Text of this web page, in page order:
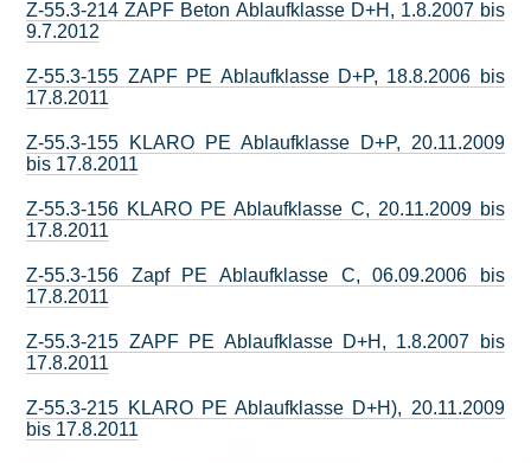
Z-55.3-214 ZAPF Beton Ablaufklasse D+H, 1.8.2007 bis
9.7.2012
Z-55.3-155 ZAPF PE Ablaufklasse D+P, 18.8.2006 bis
17.8.2011
Z-55.3-155 KLARO PE Ablaufklasse D+P, 20.11.2009
bis 17.8.2011
Z-55.3-156 KLARO PE Ablaufklasse C, 20.11.2009 bis
17.8.2011
Z-55.3-156 Zapf PE Ablaufklasse C, 06.09.2006 bis
17.8.2011
Z-55.3-215 ZAPF PE Ablaufklasse D+H, 1.8.2007 bis
17.8.2011
Z-55.3-215 KLARO PE Ablaufklasse D+H), 20.11.2009
bis 17.8.2011